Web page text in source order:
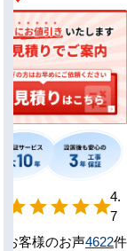
starstarstarstarstar
4.
7
お客様のお声4622件